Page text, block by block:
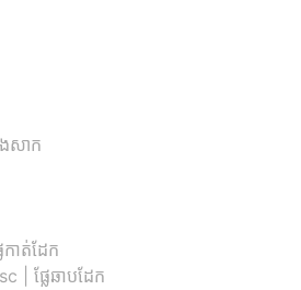
សាក
ាត់ដែក
| ផ្លែឆាបដែក